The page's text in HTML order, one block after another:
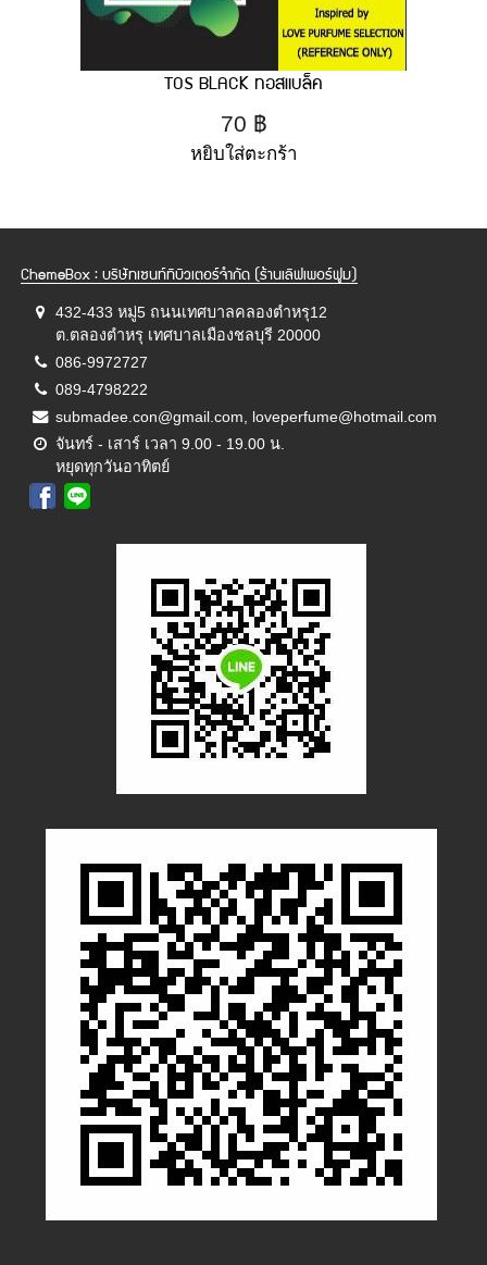
TOS BLACK ทอสแบล็ค
70 ฿
หยิบใส่ตะกร้า
ChemeBox : บริษัทเซนท์ทิบิวเตอร์จำกัด (ร้านเลิฟเพอร์ฟูม)
432-433 หมู่5 ถนนเทศบาลคลองตำหรุ12
ต.ตลองตำหรุ เทศบาลเมืองชลบุรี 20000
086-9972727
089-4798222
submadee.con@gmail.com, loveperfume@hotmail.com
จันทร์ - เสาร์ เวลา 9.00 - 19.00 น.
หยุดทุกวันอาทิตย์